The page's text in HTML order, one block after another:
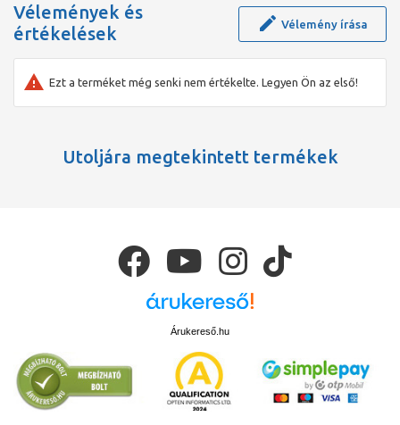
Vélemények és
értékelések
Vélemény írása
Ezt a terméket még senki nem értékelte. Legyen Ön az első!
Utoljára megtekintett termékek
Árukereső.hu